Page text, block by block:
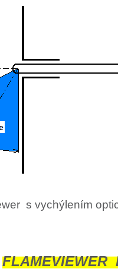
s vychýlením
FLAMEVIEWER